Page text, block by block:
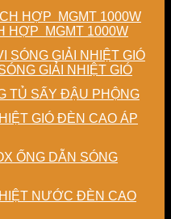
HỢP MGMT 1000W
GIẢI NHIỆT GIÓ
TỦ SẤY ĐẬU PHỘNG
ĐÈN CAO ÁP
ỐNG DẪN SÓNG
ĐÈN CAO